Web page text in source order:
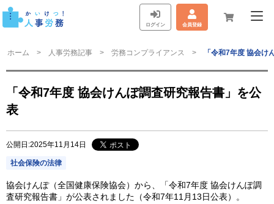
ログイン 会員登録
ホーム 人事労務記事 労務コンプライアンス 「令和7年度 協会け
「令和7年度 協会けんぽ調査研究報告書」を公
表
公開日:2025年11月14日
社会保険の法律
協会けんぽ（全国健康保険協会）から、「令和7年度 協会けんぽ調
査研究報告書」が公表されました（令和7年11月13日公表）。